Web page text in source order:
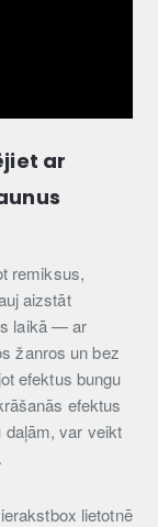
ar
remiksus,
aizstāt
laikā — ar
žanros un bez
efektus bungu
efektus
daļām, var veikt
lietotnē